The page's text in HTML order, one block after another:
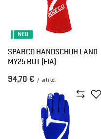
NEU
SPARCO HANDSCHUH LAND
MY25 ROT (FIA)
94,70 € / artikel